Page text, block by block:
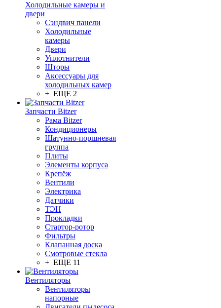
Холодильные камеры и
двери
Сэндвич панели
Холодильные
камеры
Двери
Уплотнители
Шторы
Аксессуары для
холодильных камер
+ ЕЩЕ 2
Запчасти Bitzer
Рама Bitzer
Кондиционеры
Шатунно-поршневая
группа
Плиты
Элементы корпуса
Крепёж
Вентили
Электрика
Датчики
ТЭН
Прокладки
Стартор-ротор
Фильтры
Клапанная доска
Смотровые стекла
+ ЕЩЕ 11
Вентиляторы
Вентиляторы
напорные